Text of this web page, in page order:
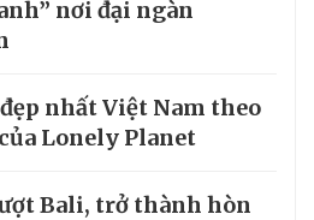
nơi đại ngàn
nhất Việt Nam theo
Lonely Planet
Bali, trở thành hòn